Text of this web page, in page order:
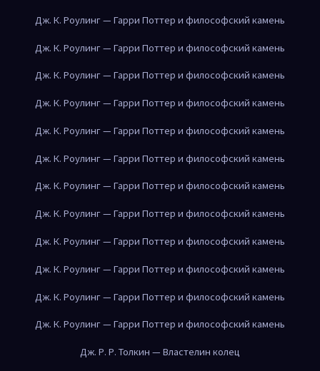
Дж. К. Роулинг — Гарри Поттер и философский камень
Дж. К. Роулинг — Гарри Поттер и философский камень
Дж. К. Роулинг — Гарри Поттер и философский камень
Дж. К. Роулинг — Гарри Поттер и философский камень
Дж. К. Роулинг — Гарри Поттер и философский камень
Дж. К. Роулинг — Гарри Поттер и философский камень
Дж. К. Роулинг — Гарри Поттер и философский камень
Дж. К. Роулинг — Гарри Поттер и философский камень
Дж. К. Роулинг — Гарри Поттер и философский камень
Дж. К. Роулинг — Гарри Поттер и философский камень
Дж. К. Роулинг — Гарри Поттер и философский камень
Дж. К. Роулинг — Гарри Поттер и философский камень
Дж. Р. Р. Толкин — Властелин колец